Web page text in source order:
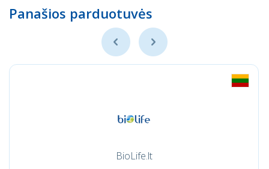
Panašios parduotuvės
BioLife.lt